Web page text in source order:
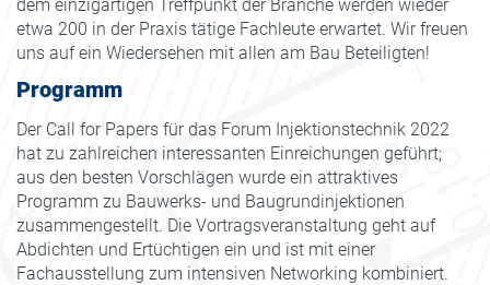
dem einzigartigen Treffpunkt der Branche werden wieder
etwa 200 in der Praxis tätige Fachleute erwartet. Wir freuen
uns auf ein Wiedersehen mit allen am Bau Beteiligten!
Programm
Der Call for Papers für das Forum Injektionstechnik 2022
hat zu zahlreichen interessanten Einreichungen geführt;
aus den besten Vorschlägen wurde ein attraktives
Programm zu Bauwerks- und Baugrundinjektionen
zusammengestellt. Die Vortragsveranstaltung geht auf
Abdichten und Ertüchtigen ein und ist mit einer
Fachausstellung zum intensiven Networking kombiniert.